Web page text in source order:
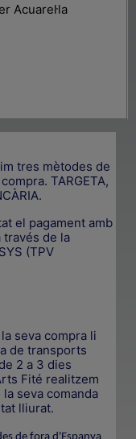
Acuarel·la
tres mètodes de
TARGETA,
el pagament amb
través de la
(TPV
seva compra li
de transports
2 a 3 dies
Fité realitzem
seva comanda
lliurat.